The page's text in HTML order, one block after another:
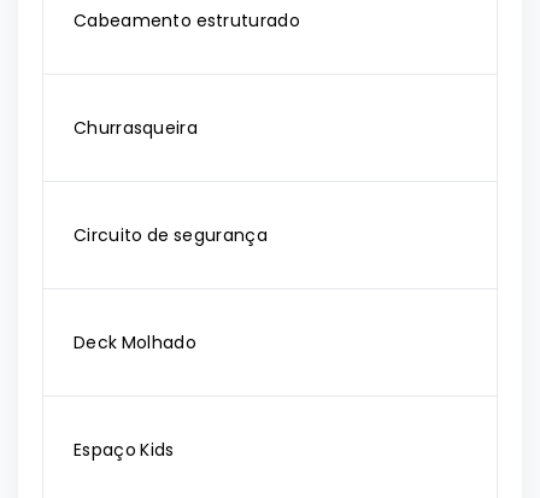
Cabeamento estruturado
Churrasqueira
Circuito de segurança
Deck Molhado
Espaço Kids